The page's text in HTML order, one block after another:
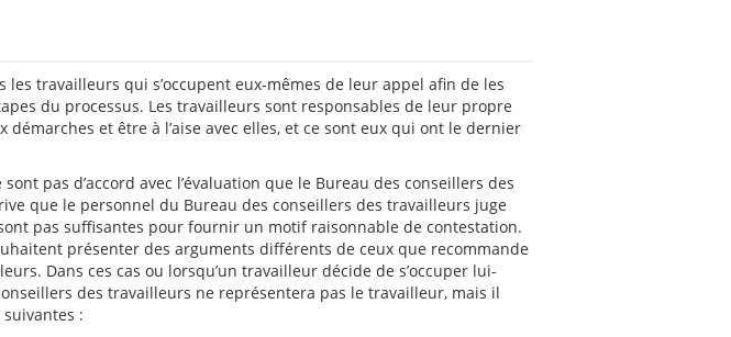
les travailleurs qui s’occupent eux-mêmes de leur appel afin de les
du processus. Les travailleurs sont responsables de leur propre
et être à l’aise avec elles, et ce sont eux qui ont le dernier
pas d’accord avec l’évaluation que le Bureau des conseillers des
que le personnel du Bureau des conseillers des travailleurs juge
pas suffisantes pour fournir un motif raisonnable de contestation.
présenter des arguments différents de ceux que recommande
Dans ces cas ou lorsqu’un travailleur décide de s’occuper lui-
des travailleurs ne représentera pas le travailleur, mais il
: